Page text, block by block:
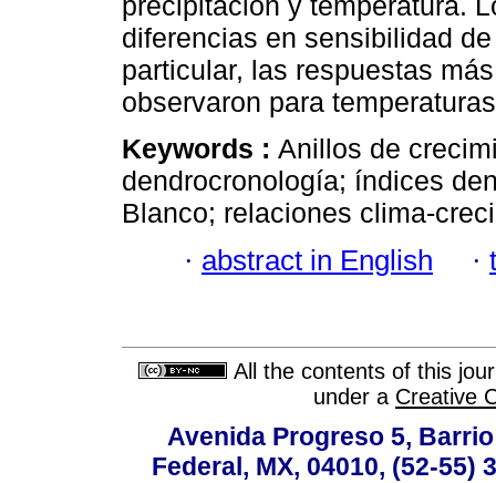
diferencias en sensibilidad
particular, las respuestas
observaron para
Keywords : Anillos de
dendrocronología; índices
Blanco; relaciones clima-
· abstract in English ·
All the contents of this
under a Creative
Avenida Progreso 5,
Federal, MX, 04010, (52-55)